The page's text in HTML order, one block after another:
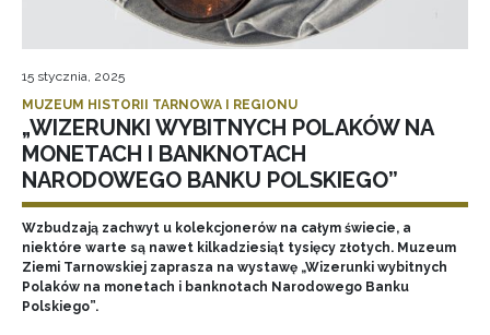
15 stycznia, 2025
MUZEUM HISTORII TARNOWA I REGIONU
„WIZERUNKI WYBITNYCH POLAKÓW NA
MONETACH I BANKNOTACH
NARODOWEGO BANKU POLSKIEGO”
Wzbudzają zachwyt u kolekcjonerów na całym świecie, a
niektóre warte są nawet kilkadziesiąt tysięcy złotych. Muzeum
Ziemi Tarnowskiej zaprasza na wystawę „Wizerunki wybitnych
Polaków na monetach i banknotach Narodowego Banku
Polskiego”.